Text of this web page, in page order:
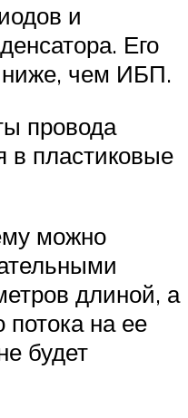
и
Его
ниже, чем ИБП.
провода
в пластиковые
можно
длиной, а
потока на ее
будет